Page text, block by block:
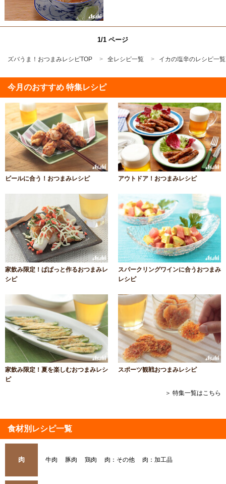
1/1 ページ
ズバうま！おつまみレシピTOP 全レシピ一覧 イカの塩辛のレシピ一覧
今月のおすすめ 特集レシピ
ビールに合う！おつまみレシピ アウトドア！おつまみレシピ
家飲み限定！ぱぱっと作るおつまみレ
シピ
スパークリングワインに合うおつまみ
レシピ
家飲み限定！夏を楽しむおつまみレシ
ピ
スポーツ観戦おつまみレシピ
＞ 特集一覧はこちら
食材別レシピ一覧
肉 牛肉 豚肉 鶏肉 肉：その他 肉：加工品